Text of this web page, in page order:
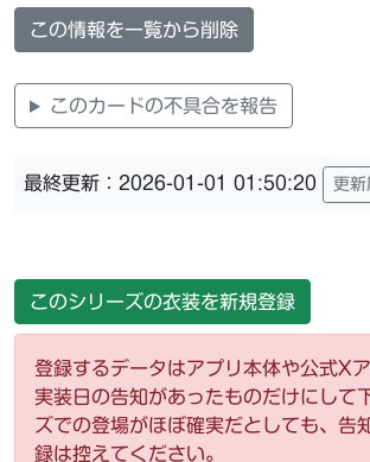
この情報を一覧から削除
このカードの不具合を報告
最終更新：2026-01-01 01:50:20 更
このシリーズの衣装を新規登録
登録するデータはアプリ本体や公式X
実装日の告知があったものだけにして
ズでの登場がほぼ確実だとしても、告
録は控えてください。